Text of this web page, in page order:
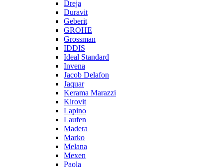
Dreja
Duravit
Geberit
GROHE
Grossman
IDDIS
Ideal Standard
Invena
Jacob Delafon
Jaquar
Kerama Marazzi
Kirovit
Lapino
Laufen
Madera
Marko
Melana
Mexen
Paola